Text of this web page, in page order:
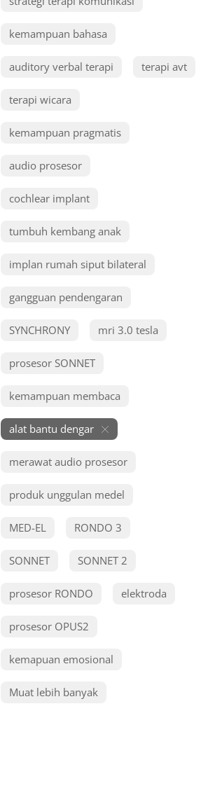
kemampuan bahasa
auditory verbal terapi terapi avt
terapi wicara
kemampuan pragmatis
audio prosesor
cochlear implant
tumbuh kembang anak
implan rumah siput bilateral
gangguan pendengaran
SYNCHRONY mri 3.0 tesla
prosesor SONNET
kemampuan membaca
alat bantu dengar
merawat audio prosesor
produk unggulan medel
MED-EL RONDO 3
SONNET SONNET 2
prosesor RONDO elektroda
prosesor OPUS2
kemapuan emosional
Muat lebih banyak